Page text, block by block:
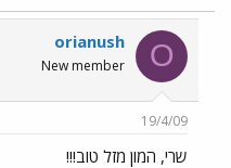
O
orianush
New member
19/4/09
שרי, המון מזל טוב!!!